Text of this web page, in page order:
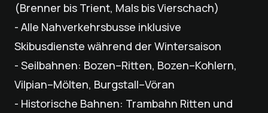
(Brenner bis Trient, Mals bis Vierschach)
- Alle Nahverkehrsbusse inklusive
Skibusdienste während der Wintersaison
- Seilbahnen: Bozen–Ritten, Bozen–Kohlern,
Vilpian–Mölten, Burgstall–Vöran
- Historische Bahnen: Trambahn Ritten und